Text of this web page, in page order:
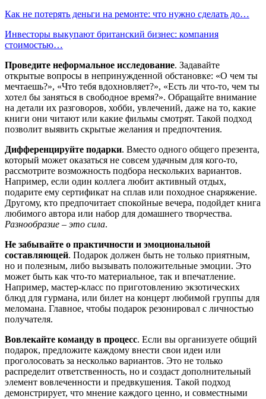
Как не потерять деньги на ремонте: что нужно сделать до…
Инвесторы выкупают британский бизнес: компания
стоимостью…
Проведите неформальное исследование. Задавайте
открытые вопросы в непринужденной обстановке: «О чем ты
мечтаешь?», «Что тебя вдохновляет?», «Есть ли что-то, чем ты
хотел бы заняться в свободное время?». Обращайте внимание
на детали их разговоров, хобби, увлечений, даже на то, какие
книги они читают или какие фильмы смотрят. Такой подход
позволит выявить скрытые желания и предпочтения.
Дифференцируйте подарки. Вместо одного общего презента,
который может оказаться не совсем удачным для кого-то,
рассмотрите возможность подбора нескольких вариантов.
Например, если один коллега любит активный отдых,
подарите ему сертификат на сплав или походное снаряжение.
Другому, кто предпочитает спокойные вечера, подойдет книга
любимого автора или набор для домашнего творчества.
Разнообразие – это сила.
Не забывайте о практичности и эмоциональной
составляющей. Подарок должен быть не только приятным,
но и полезным, либо вызывать положительные эмоции. Это
может быть как что-то материальное, так и впечатление.
Например, мастер-класс по приготовлению экзотических
блюд для гурмана, или билет на концерт любимой группы для
меломана. Главное, чтобы подарок резонировал с личностью
получателя.
Вовлекайте команду в процесс. Если вы организуете общий
подарок, предложите каждому внести свои идеи или
проголосовать за несколько вариантов. Это не только
распределит ответственность, но и создаст дополнительный
элемент вовлеченности и предвкушения. Такой подход
демонстрирует, что мнение каждого ценно, и совместными